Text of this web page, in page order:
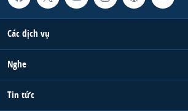
Các dịch vụ
Nghe
Tin tức